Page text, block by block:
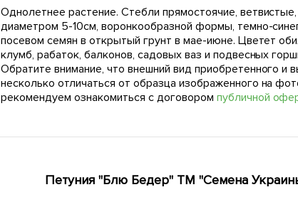
Однолетнее растение. Стебли прямостоячие,
диаметром 5-10см, воронкообразной формы, темно-
посевом семян в открытый грунт в мае-июне. Цветет
клумб, рабаток, балконов, садовых ваз и подвесных
Обратите внимание, что внешний вид приобретенного
несколько отличаться от образца изображенного на
рекомендуем ознакомиться с договором публичной
Петуния "Блю Бедер" ТМ "Семена